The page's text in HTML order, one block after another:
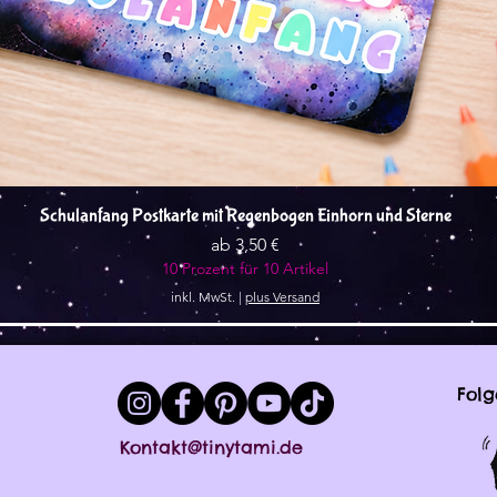
Schnellansicht
Schulanfang Postkarte mit Regenbogen Einhorn und Sterne
ab 3,50 €
Sale-Preis
10 Prozent für 10 Artikel
inkl. MwSt. | plus Versand
Kontakt@tinytami.de